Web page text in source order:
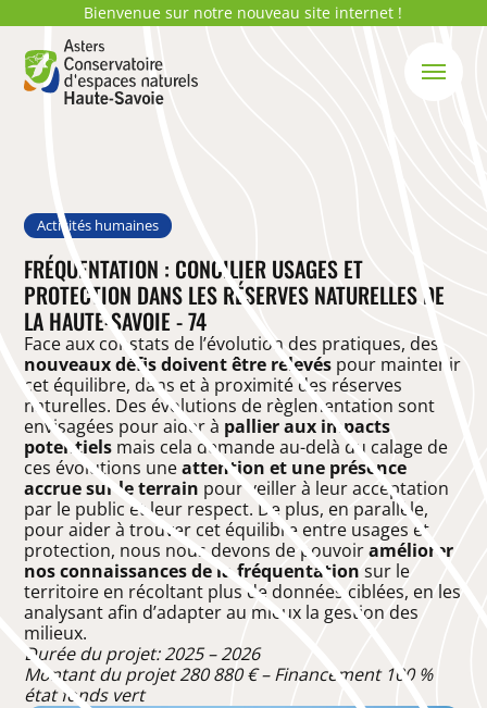
Bienvenue sur notre nouveau site internet !
Activités humaines
FRÉQUENTATION : CONCILIER USAGES ET
PROTECTION DANS LES RÉSERVES NATURELLES DE
LA HAUTE-SAVOIE - 74
Face aux constats de l’évolution des pratiques, des
nouveaux défis doivent être relevés pour maintenir
cet équilibre, dans et à proximité des réserves
naturelles. Des évolutions de règlementation sont
envisagées pour aider à pallier aux impacts
potentiels mais cela demande au-delà du calage de
ces évolutions uneattention et une présence
accrue sur le terrain pour veiller à leur acceptation
par le public et leur respect. De plus, en parallèle,
pour aider à trouver cet équilibre entre usages et
protection, nous nous devons de pouvoiraméliorer
nos connaissances de la fréquentation sur le
territoire en récoltant plus de données ciblées, en les
analysant afin d’adapter au mieux la gestion des
milieux.
Durée du projet: 2025 – 2026
Montant du projet 280 880 € – Financement 100 %
état fonds vert